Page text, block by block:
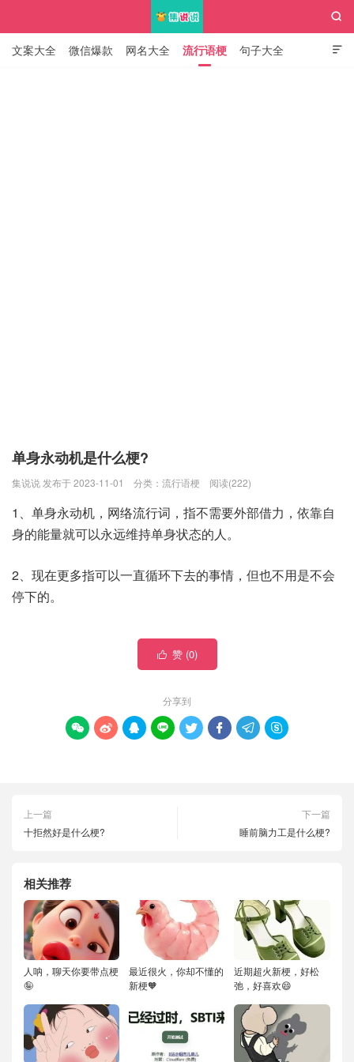

文案大全 微信爆款 网名大全 流行语梗 句子大全

单身永动机是什么梗?
集说说 发布于 2023-11-01 分类： 流行语梗 阅读(222)
1、单身永动机，网络流行词，指不需要外部借力，依靠自
身的能量就可以永远维持单身状态的人。
2、现在更多指可以一直循环下去的事情，但也不用是不会
停下的。
 赞 (0)
分享到
       
上一篇
十拒然好是什么梗?
下一篇
睡前脑力工是什么梗?
相关推荐
人呐，聊天你要带点梗
🤪
最近很火，你却不懂的
新梗🧡
近期超火新梗，好松
弛，好喜欢😄